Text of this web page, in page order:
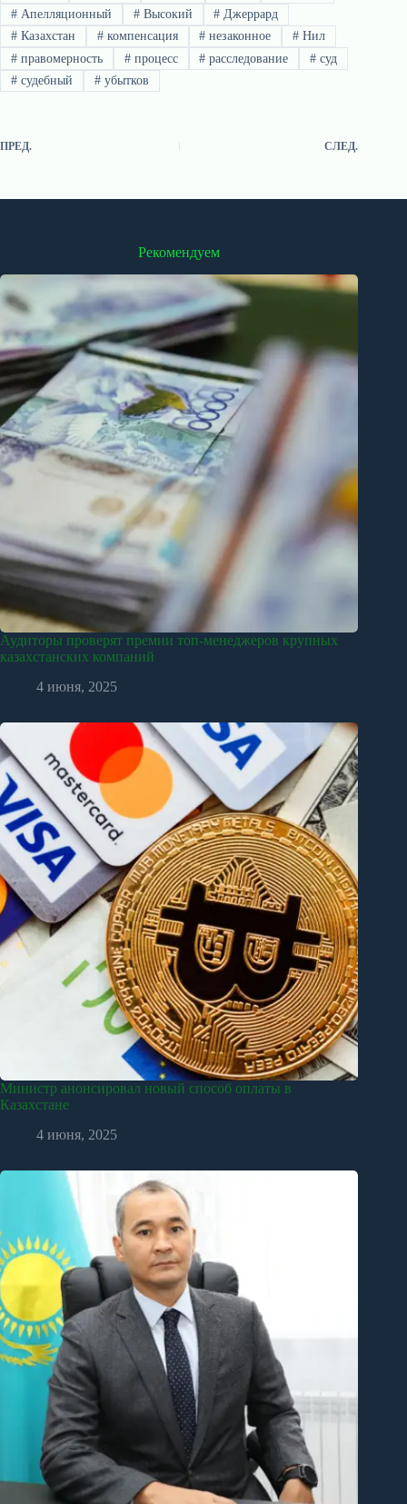
#Апелляционный #Высокий # Джеррард
#Казахстан #компенсация # незаконное # Нил
#правомерность #процесс # расследование # суд
#судебный #убытков
ПРЕД. СЛЕД.
Рекомендуем
Аудиторы проверят премии топ-менеджеров крупных
казахстанских компаний
4 июня, 2025
Министр анонсировал новый способ оплаты в
Казахстане
4 июня, 2025